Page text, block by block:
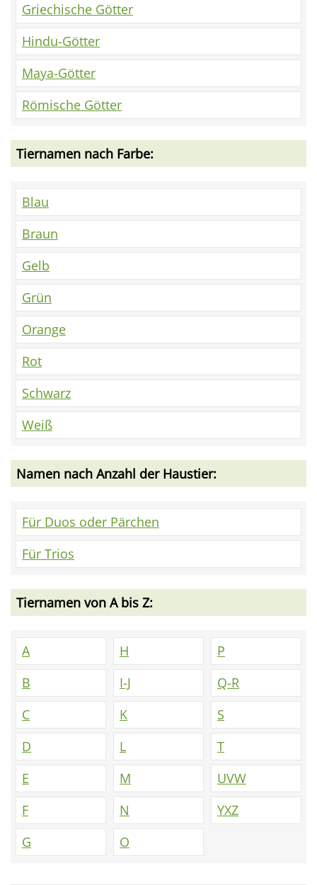
Griechische Götter
Hindu-Götter
Maya-Götter
Römische Götter
Tiernamen nach Farbe:
Blau
Braun
Gelb
Grün
Orange
Rot
Schwarz
Weiß
Namen nach Anzahl der Haustier:
Für Duos oder Pärchen
Für Trios
Tiernamen von A bis Z:
A
B
C
D
E
F
G
H
I-J
K
L
M
N
O
P
Q-R
S
T
UVW
YXZ